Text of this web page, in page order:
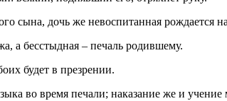
сына, дочь же невоспитанная рождается
а бесстыдная – печаль родившему.
будет в презрении.
во время печали; наказание же и